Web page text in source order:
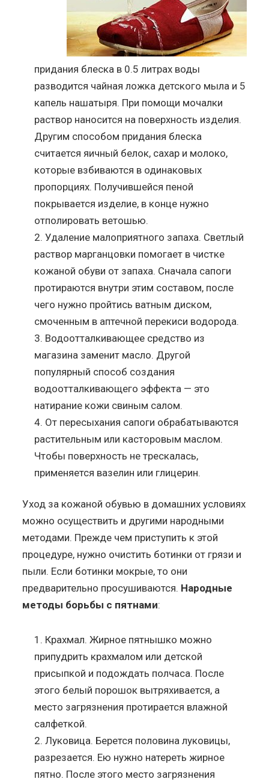
придания блеска в 0.5 литрах воды
разводится чайная ложка детского мыла и 5
капель нашатыря. При помощи мочалки
раствор наносится на поверхность изделия.
Другим способом придания блеска
считается яичный белок, сахар и молоко,
которые взбиваются в одинаковых
пропорциях. Получившейся пеной
покрывается изделие, в конце нужно
отполировать ветошью.
Удаление малоприятного запаха. Светлый
раствор марганцовки помогает в чистке
кожаной обуви от запаха. Сначала сапоги
протираются внутри этим составом, после
чего нужно пройтись ватным диском,
смоченным в аптечной перекиси водорода.
Водоотталкивающее средство из
магазина заменит масло. Другой
популярный способ создания
водоотталкивающего эффекта — это
натирание кожи свиным салом.
От пересыхания сапоги обрабатываются
растительным или касторовым маслом.
Чтобы поверхность не трескалась,
применяется вазелин или глицерин.
Уход за кожаной обувью в домашних условиях
можно осуществить и другими народными
методами. Прежде чем приступить к этой
процедуре, нужно очистить ботинки от грязи и
пыли. Если ботинки мокрые, то они
предварительно просушиваются. Народные
методы борьбы с пятнами:
Крахмал. Жирное пятнышко можно
припудрить крахмалом или детской
присыпкой и подождать полчаса. После
этого белый порошок вытряхивается, а
место загрязнения протирается влажной
салфеткой.
Луковица. Берется половина луковицы,
разрезается. Ею нужно натереть жирное
пятно. После этого место загрязнения